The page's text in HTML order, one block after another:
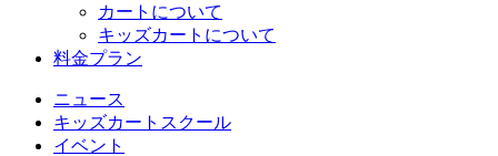
カートについて
キッズカートについて
料金プラン
ニュース
キッズカートスクール
イベント